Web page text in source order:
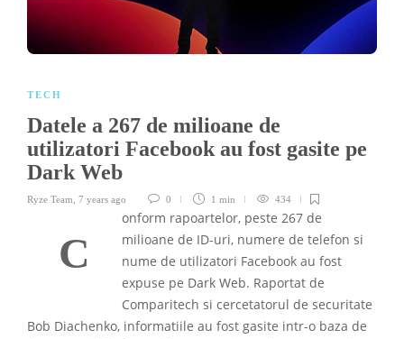
TECH
Datele a 267 de milioane de
utilizatori Facebook au fost gasite pe
Dark Web
Ryze Team, 7 years ago 0 1 min 434
C
onform rapoartelor, peste 267 de
milioane de ID-uri, numere de telefon si
nume de utilizatori Facebook au fost
expuse pe Dark Web. Raportat de
Comparitech si cercetatorul de securitate
Bob Diachenko, informatiile au fost gasite intr-o baza de